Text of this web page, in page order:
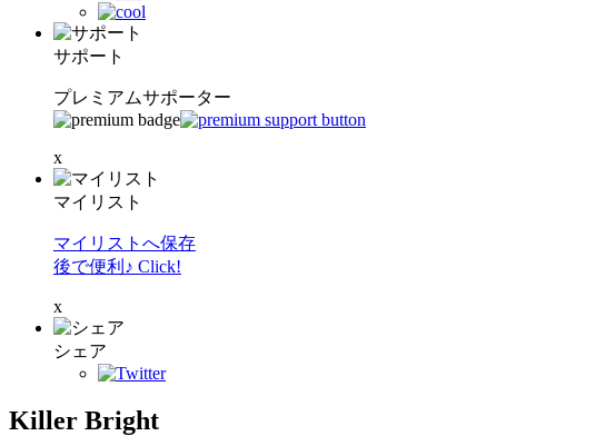
サポート
プレミアムサポーター
x
マイリスト
マイリストへ保存
後で便利♪ Click!
x
シェア
Killer Bright